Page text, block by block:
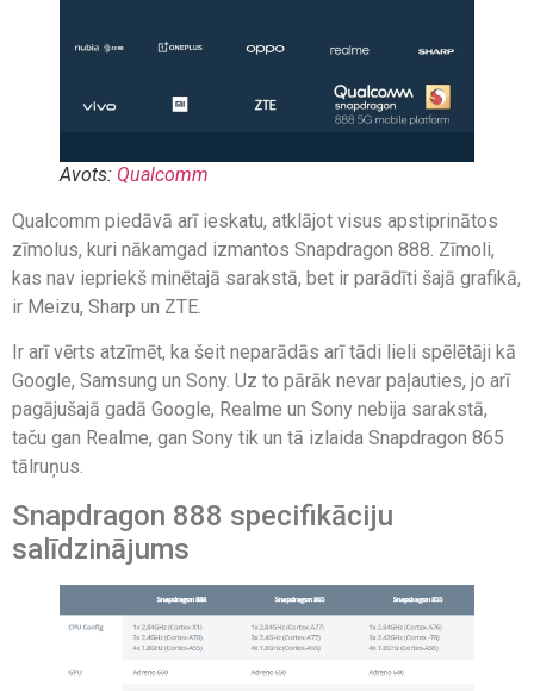
Avots: Qualcomm
Qualcomm piedāvā arī ieskatu, atklājot visus apstiprinātos
zīmolus, kuri nākamgad izmantos Snapdragon 888. Zīmoli,
kas nav iepriekš minētajā sarakstā, bet ir parādīti šajā grafikā,
ir Meizu, Sharp un ZTE.
Ir arī vērts atzīmēt, ka šeit neparādās arī tādi lieli spēlētāji kā
Google, Samsung un Sony. Uz to pārāk nevar paļauties, jo arī
pagājušajā gadā Google, Realme un Sony nebija sarakstā,
taču gan Realme, gan Sony tik un tā izlaida Snapdragon 865
tālruņus.
Snapdragon 888 specifikāciju
salīdzinājums